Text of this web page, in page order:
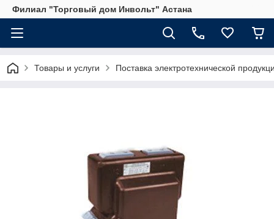
Филиал "Торговый дом Инвольт" Астана
Товары и услуги Поставка электротехнической